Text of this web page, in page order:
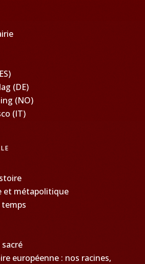
(DE)
(NO)
(IT)
et métapolitique
européenne : nos racines,